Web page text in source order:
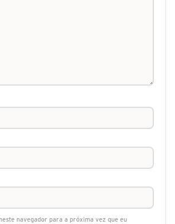
navegador para a próxima vez que eu